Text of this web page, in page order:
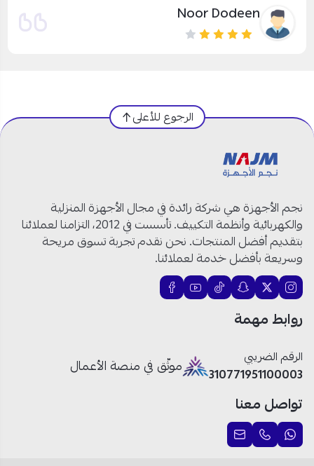
Noor Dodeen
الرجوع للأعلى
نجم الأجهزة هي شركة رائدة في مجال الأجهزة المنزلية
والكهربائية وأنظمة التكييف. تأسست في 2012، التزامنا لعملائنا
بتقديم أفضل المنتجات. نحن نقدم تجربة تسوق مريحة
وسريعة بأفضل خدمة لعملائنا.
روابط مهمة
الرقم الضريبي
310771951100003
موثّق في منصة الأعمال
تواصل معنا